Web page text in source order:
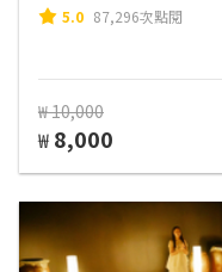
5.0 87,296次點閱
₩ 10,000
₩ 8,000